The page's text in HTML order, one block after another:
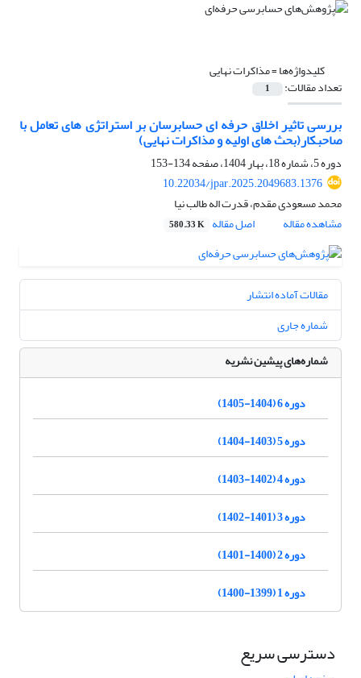
کلیدواژه‌ها =مذاکرات نهایی
تعداد مقالات: 1
بررسی تاثیر اخلاق حرفه ای حسابرسان بر استراتژی های تعامل با
صاحبکار(بحث های اولیه و مذاکرات نهایی)
دوره 5، شماره 18، بهار 1404، صفحه
134-153
10.22034/jpar.2025.2049683.1376
محمد مسعودی مقدم، قدرت اله طالب نیا
مشاهده مقاله
اصل مقاله 580.33 K
مقالات آماده انتشار
شماره جاری
شماره‌های پیشین نشریه
دوره 6 (1404-1405)
دوره 5 (1403-1404)
دوره 4 (1402-1403)
دوره 3 (1401-1402)
دوره 2 (1400-1401)
دوره 1 (1399-1400)
دسترسی سریع